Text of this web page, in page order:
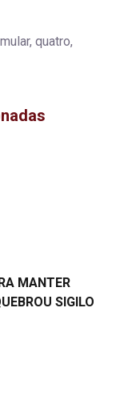
quatro,
MANTER
SIGILO